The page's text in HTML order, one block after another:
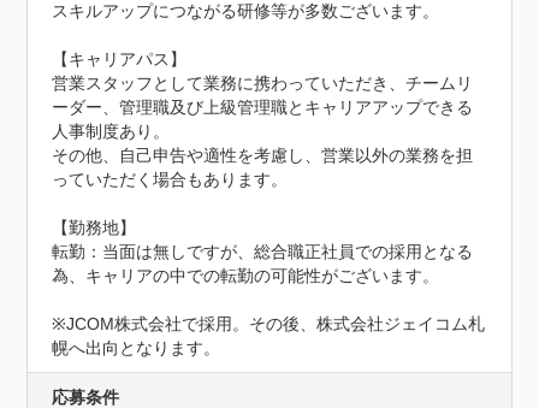
スキルアップにつながる研修等が多数ございます。
【キャリアパス】
営業スタッフとして業務に携わっていただき、チームリ
ーダー、管理職及び上級管理職とキャリアアップできる
人事制度あり。
その他、自己申告や適性を考慮し、営業以外の業務を担
っていただく場合もあります。
【勤務地】
転勤：当面は無しですが、総合職正社員での採用となる
為、キャリアの中での転勤の可能性がございます。
※JCOM株式会社で採用。その後、株式会社ジェイコム札
幌へ出向となります。
応募条件